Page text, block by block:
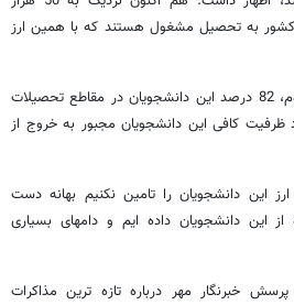
کشور به تحصیل مشغول هستند که با همین ارز
به گفته معاون بورس وزارت علوم، 82 درصد این دانشجویان در مقاطع تحصیلات
ظرفیت کافی این دانشجویان مجبور به خروج از
این دانشجویان را تامین نکنیم بهانه دست
این دانشجویان داده ایم و دامهای بسیاری
خبرنگار مهر درباره تازه ترین مذاکرات